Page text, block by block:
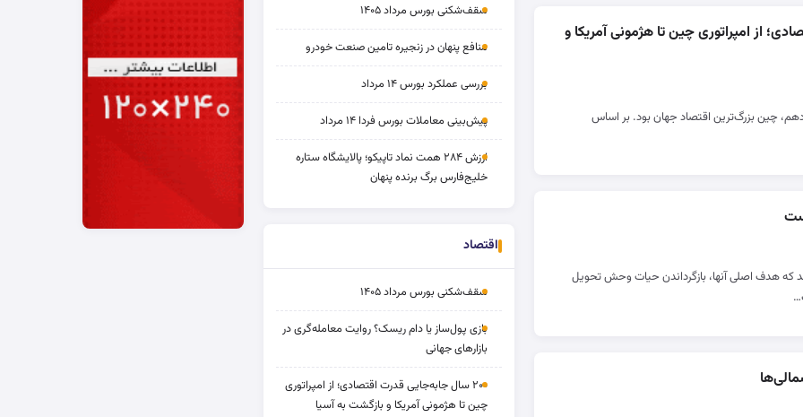
از امپراتوری چین تا هژمونی آمریکا و
چین بزرگ‌ترین اقتصاد جهان بود. بر اساس
که هدف اصلی آنها، بازگرداندن حیات وحش تحویل
سقف‌شکنی بورس مرداد ۱۴۰۵
منافع پنهان در زنجیره تامین صنعت خودرو
بررسی عملکرد بورس ۱۴ مرداد
پیش‌بینی معاملات بورس فردا ۱۴ مرداد
ارزش ۲۸۴ همت نماد تاپیکو؛ پالایشگاه ستاره
خلیج‌فارس برگ برنده پنهان
اقتصاد
سقف‌شکنی بورس مرداد ۱۴۰۵
بازی پول‌ساز یا دام ریسک؟ روایت معامله‌گری در
بازارهای جهانی
۲۰۰ سال جابه‌جایی قدرت اقتصادی؛ از امپراتوری
چین تا هژمونی آمریکا و بازگشت به آسیا